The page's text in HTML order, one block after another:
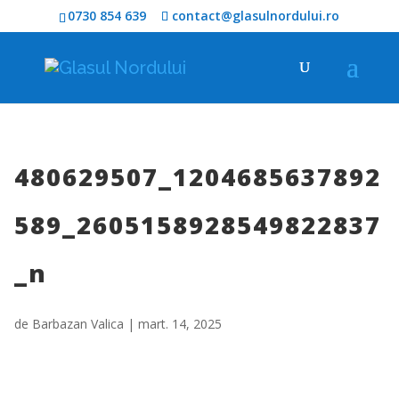
0730 854 639 contact@glasulnordului.ro
480629507_1204685637892
589_2605158928549822837
_n
de Barbazan Valica | mart. 14, 2025